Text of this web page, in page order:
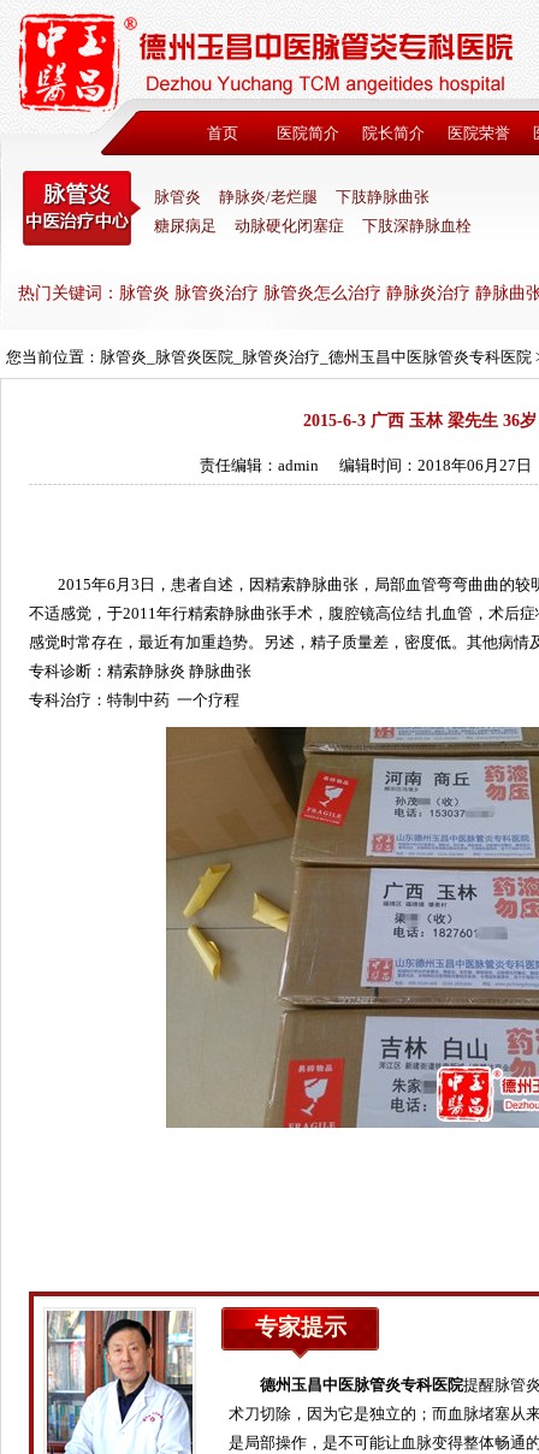
首页 医院简介 院长简介 医院荣誉
脉管炎 静脉炎/老烂腿
下肢静脉曲张
糖尿病足
动脉硬化闭塞症 下肢深静脉血栓
热门关键词：脉管炎 脉管炎治疗 脉管炎怎么治疗 静脉炎治疗 静脉曲
您当前位置： 脉管炎_脉管炎医院_脉管炎治疗_德州玉昌中医脉管炎专科医院
2015-6-3 广西 玉林 梁先生 36岁
责任编辑：admin 编辑时间：2018年06月27日
2015年6月3日，患者自述，因精索静脉曲张，局部血管弯弯曲曲的
不适感觉，于2011年行精索静脉曲张手术，腹腔镜高位结 扎血管，术后
感觉时常存在，最近有加重趋势。另述，精子质量差，密度低。其他病情
专科诊断：精索静脉炎 静脉曲张
专科治疗：特制中药 一个疗程
专家提示
德州玉昌中医脉管炎专科医院提醒脉管
术刀切除，因为它是独立的；而血脉堵塞从
是局部操作，是不可能让血脉变得整体畅通